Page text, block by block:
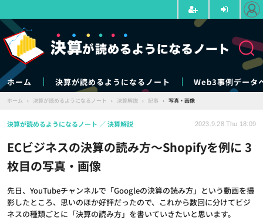
ホーム 決算が読めるようになるノート Web3事例データ
ホーム › 決算が読めるようになるノート › 決算解説 › 記事 › 写真・画像
ECビジネスの決算の読み方～Shopifyを例に 3
枚目の写真・画像
先日、YouTubeチャンネルで「Googleの決算の読み方」という動画を撮
影したところ、思いのほか好評だったので、これから数回に分けてビジ
ネスの種類ごとに「決算の読み方」を書いていきたいと思います。
決算が読めるようになるノート 決算解説 2023.9.28 Thu 18:09